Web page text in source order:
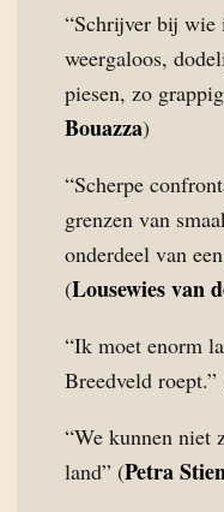
“Schrijver bij wie
weergaloos,
piesen, zo
Bouazza)
“Scherpe
grenzen van
onderdeel van
(Lousewies van
“Ik moet enorm
Breedveld roept.”
“We kunnen niet
land” (Petra